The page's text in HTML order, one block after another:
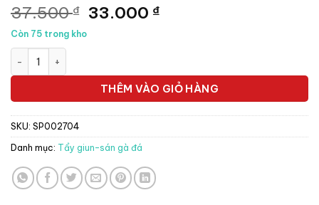
37.500₫ Giá
33.000 ₫Giá
33.000 ₫.
Còn 75 trong kho
THÊM VÀO GIỎ HÀNG
SKU: SP002704
Danh mục: Tẩy giun-sán gà đá